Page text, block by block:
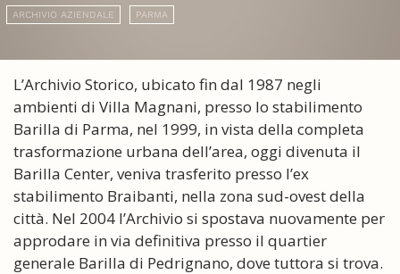
ARCHIVIO AZIENDALE PARMA
L’Archivio Storico, ubicato fin dal 1987 negli
ambienti di Villa Magnani, presso lo stabilimento
Barilla di Parma, nel 1999, in vista della completa
trasformazione urbana dell’area, oggi divenuta il
Barilla Center, veniva trasferito presso l’ex
stabilimento Braibanti, nella zona sud-ovest della
città. Nel 2004 l’Archivio si spostava nuovamente per
approdare in via definitiva presso il quartier
generale Barilla di Pedrignano, dove tuttora si trova.